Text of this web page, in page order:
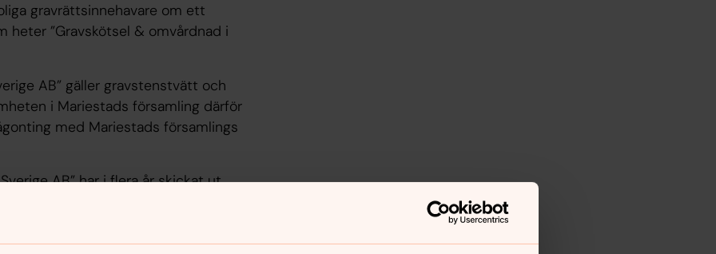
gravrättsinnehavare om ett
”Gravskötsel & omvårdnad i
AB” gäller gravstenstvätt och
i Mariestads församling därför
med Mariestads församlings
AB” har i flera år skickat ut
gravrättsinnehavare runt om i
det är lätt att missa att det är just
inte vill anlita företaget, vilket